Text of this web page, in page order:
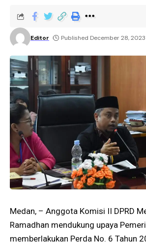
Editor Published December 28, 2023
Medan, – Anggota Komisi II DPRD
Ramadhan mendukung upaya
memberlakukan Perda No. 6 Tahun